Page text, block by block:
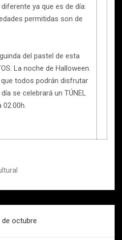
ya que es de día:
permitidas son de
guinda del pastel de esta
La noche de Halloween.
todos podrán disfrutar
se celebrará un TÚNEL
02.00h.
de octubre